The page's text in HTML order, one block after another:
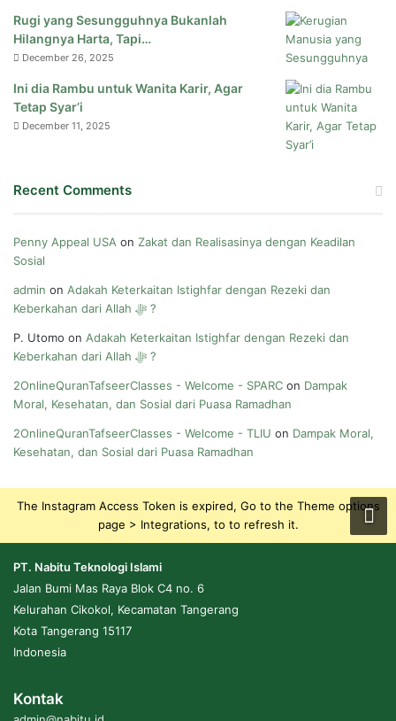
Rugi yang Sesungguhnya Bukanlah
Hilangnya Harta, Tapi…
December 26, 2025
Ini dia Rambu untuk Wanita Karir, Agar
Tetap Syar’i
December 11, 2025
Recent Comments
Penny Appeal USA on Zakat dan Realisasinya dengan Keadilan
Sosial
admin on Adakah Keterkaitan Istighfar dengan Rezeki dan
Keberkahan dari Allah ﷻ ?
P. Utomo on Adakah Keterkaitan Istighfar dengan Rezeki dan
Keberkahan dari Allah ﷻ ?
2OnlineQuranTafseerClasses - Welcome - SPARC on Dampak
Moral, Kesehatan, dan Sosial dari Puasa Ramadhan
2OnlineQuranTafseerClasses - Welcome - TLIU on Dampak Moral,
Kesehatan, dan Sosial dari Puasa Ramadhan
The Instagram Access Token is expired, Go to the Theme options
page > Integrations, to to refresh it.
PT. Nabitu Teknologi Islami
Jalan Bumi Mas Raya Blok C4 no. 6
Kelurahan Cikokol, Kecamatan Tangerang
Kota Tangerang 15117
Indonesia
Kontak